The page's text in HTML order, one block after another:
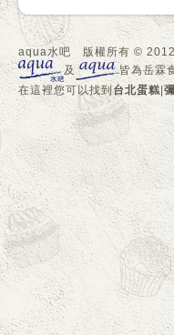
aqua水吧 版權所有 ©
及
皆為岳霖
在這裡您可以找到台北蛋糕